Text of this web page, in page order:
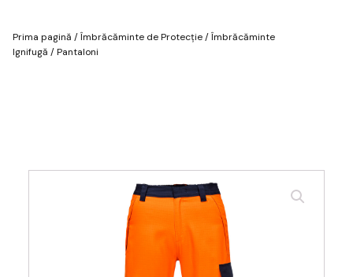
Prima pagină /Îmbrăcăminte de Protecție/Îmbrăcăminte
Ignifugă / Pantaloni